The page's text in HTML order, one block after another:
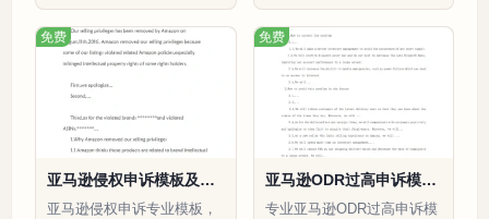
亚马逊侵权申诉模板及解
决方案-2页
亚马逊侵权申诉专业模板，
免费
亚马逊ODR过高申诉模板
及解决方案-2页
专业亚马逊ODR过高申诉模
免费